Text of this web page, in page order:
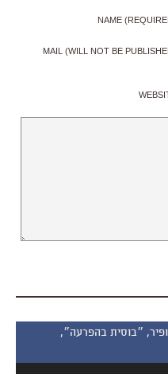
NAME
MAIL (WILL NOT BE
אופיר, ״בוסית בהפרעה״,